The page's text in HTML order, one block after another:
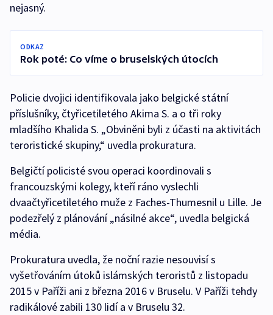
nejasný.
ODKAZ
Rok poté: Co víme o bruselských útocích
Policie dvojici identifikovala jako belgické státní
příslušníky, čtyřicetiletého Akima S. a o tři roky
mladšího Khalida S. „Obviněni byli z účasti na aktivitách
teroristické skupiny,“ uvedla prokuratura.
Belgičtí policisté svou operaci koordinovali s
francouzskými kolegy, kteří ráno vyslechli
dvaačtyřicetiletého muže z Faches-Thumesnil u Lille. Je
podezřelý z plánování „násilné akce“, uvedla belgická
média.
Prokuratura uvedla, že noční razie nesouvisí s
vyšetřováním útoků islámských teroristů z listopadu
2015 v Paříži ani z března 2016 v Bruselu. V Paříži tehdy
radikálové zabili 130 lidí a v Bruselu 32.